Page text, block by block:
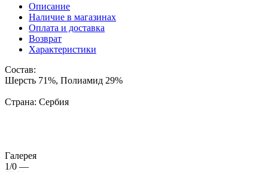
Описание
Наличие в магазинах
Оплата и доставка
Возврат
Характеристики
Состав:
Шерсть 71%, Полиамид 29%
Страна: Сербия
Галерея
1/0 —